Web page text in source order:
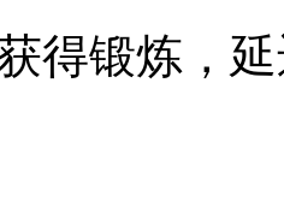
得锻炼，